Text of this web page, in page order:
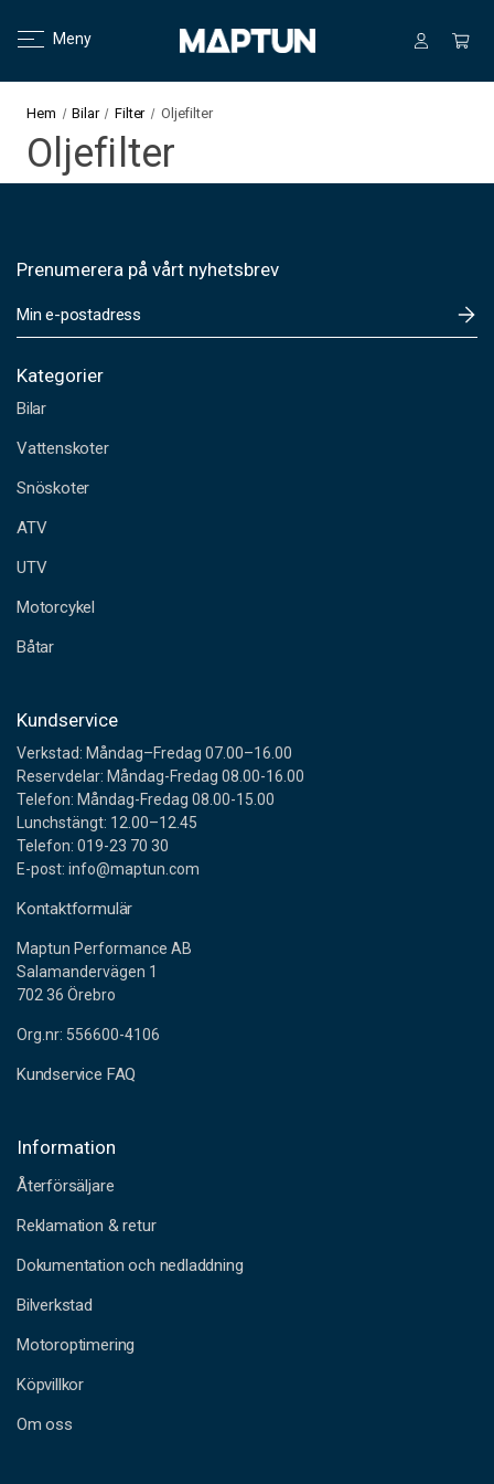
Meny
Hem Bilar Filter Oljefilter
Oljefilter
Prenumerera på vårt nyhetsbrev
-
o
t
a
r
s
s
Kategorier
Bilar
Vattenskoter
Snöskoter
ATV
UTV
Motorcykel
Båtar
Kundservice
Verkstad: Måndag–Fredag 07.00–16.00
Reservdelar: Måndag-Fredag 08.00-16.00
Telefon: Måndag-Fredag 08.00-15.00
Lunchstängt: 12.00–12.45
Telefon: 019-23 70 30
E-post: info@maptun.com
Kontaktformulär
Maptun Performance AB
Salamandervägen 1
702 36 Örebro
Org.nr: 556600-4106
Kundservice FAQ
Information
Återförsäljare
Reklamation & retur
Dokumentation och nedladdning
Bilverkstad
Motoroptimering
Köpvillkor
Om oss